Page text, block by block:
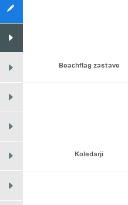
Beachflag zastave
Koledarji